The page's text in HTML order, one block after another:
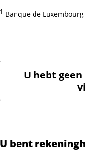
1 Banque de
U hebt
U bent